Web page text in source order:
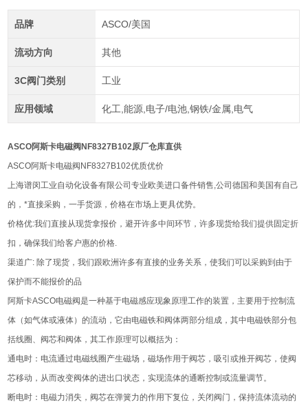
品牌 ASCO/美国
流动方向 其他
3C阀门类别 工业
应用领域 化工,能源,电子/电池,钢铁/金属,电气
ASCO阿斯卡电磁阀NF8327B102原厂仓库直供
ASCO阿斯卡电磁阀NF8327B102优质优价
上海谱闵工业自动化设备有限公司专业欧美进口备件销售,公司德国和美国有自己
的，*直接采购，一手货源，价格在市场上更具优势。
价格优:我们直接从现货拿报价，避开许多中间环节，许多现货给我们提供固定折
扣，确保我们给客户惠的价格.
渠道广: 除了现货，我们跟欧洲许多有直接的业务关系，使我们可以采购到由于
保护而不能报价的品
阿斯卡ASCO电磁阀是一种基于电磁感应现象原理工作的装置，主要用于控制流
体（如气体或液体）的流动，它由电磁铁和阀体两部分组成，其中电磁铁部分包
括线圈、阀芯和阀体，其工作原理可以概括为：
通电时：电流通过电磁线圈产生磁场，磁场作用于阀芯，吸引或推开阀芯，使阀
芯移动，从而改变阀体的进出口状态，实现流体的通断控制或流量调节。
断电时：电磁力消失，阀芯在弹簧力的作用下复位，关闭阀门，保持流体流动的